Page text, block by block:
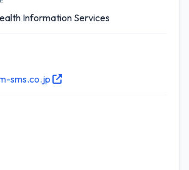
Information Services
sms.co.jp